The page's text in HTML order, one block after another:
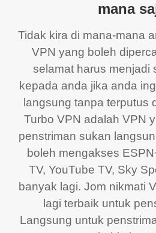
mana
Tidak kira di mana-mana
VPN yang boleh
selamat harus menjadi
kepada anda jika anda
langsung tanpa terputus
Turbo VPN adalah VPN
penstriman sukan
boleh mengakses
TV, YouTube TV, Sky
banyak lagi. Jom nikmati
lagi terbaik untuk
Langsung untuk